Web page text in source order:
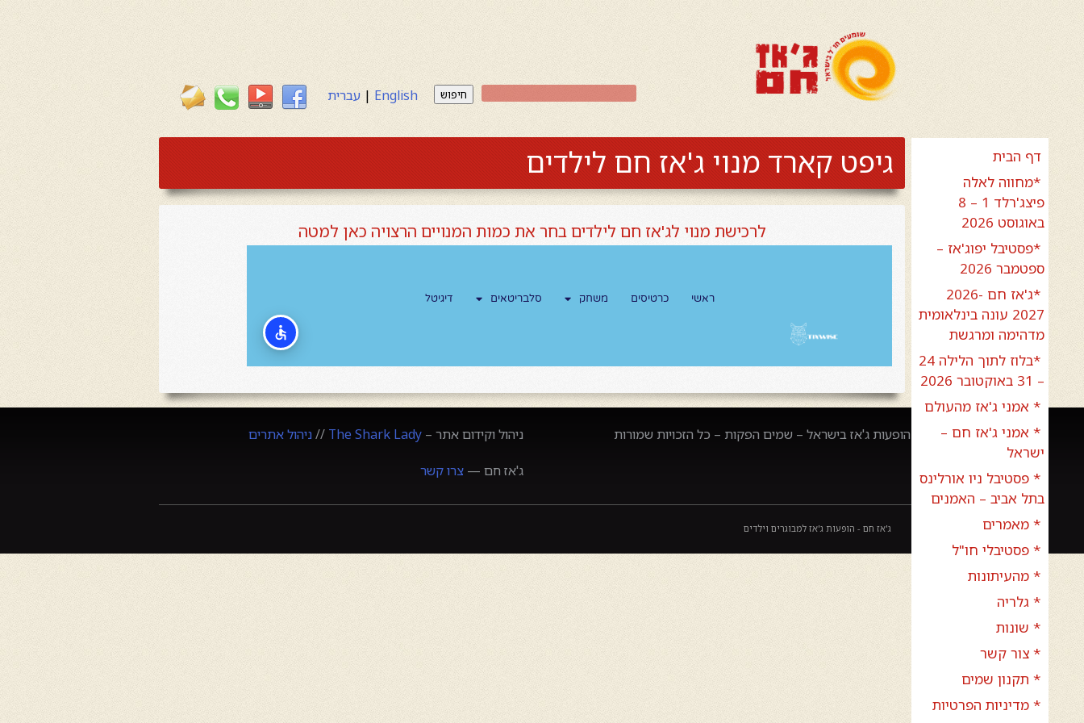
English
|עברית חיפוש
דף הבית
*מחווה לאלה
פיצג'רלד 1 – 8
באוגוסט 2026
*פסטיבל יפוג'אז –
ספטמבר 2026
*ג'אז חם 2026-
2027 עונה בינלאומית
מדהימה ומרגשת
*בלוז לתוך הלילה 24
– 31 באוקטובר 2026
* אמני ג'אז מהעולם
* אמני ג'אז חם –
ישראל
* פסטיבל ניו אורלינס
בתל אביב – האמנים
* מאמרים
* פסטיבלי חו"ל
* מהעיתונות
* גלריה
* שונות
* צור קשר
* תקנון שמים
* מדיניות הפרטיות
גיפט קארד מנוי ג'אז חם לילדים
לרכישת מנוי לג'אז חם לילדים בחר את כמות המנויים הרצויה כאן למטה
ניהול וקידום אתר – The Shark Lady
//ניהול אתרים
ג'אז חם — צרו קשר
הופעות ג'אז בישראל – שמים הפקות – כל הזכויות שמורות
ג'אז חם - הופעות ג'אז למבוגרים וילדים